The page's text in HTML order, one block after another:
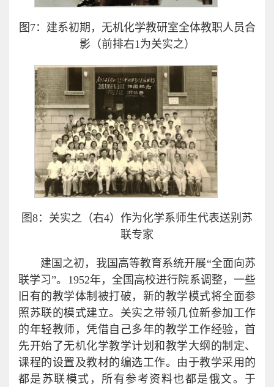
图7：建系初期，无机化学教研室全体教职人员合
影（前排右1为关实之）
图8：关实之（右4）作为化学系师生代表送别苏
联专家
建国之初，我国高等教育系统开展“全面向苏
联学习”。1952年，全国高校进行院系调整，一些
旧有的教学体制被打破，新的教学模式将全面参
照苏联的模式建立。关实之带领几位新参加工作
的年轻教师，凭借自己多年的教学工作经验，首
先开始了无机化学教学计划和教学大纲的制定、
课程的设置及教材的编选工作。由于教学采用的
都是苏联模式，所有参考资料也都是俄文。于